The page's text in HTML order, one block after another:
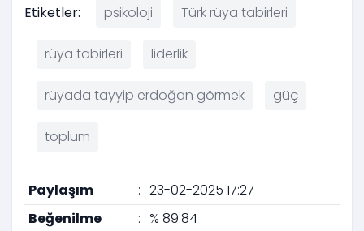
Etiketler: psikoloji Türk rüya tabirleri
rüya tabirleri liderlik
rüyada tayyip erdoğan görmek güç
toplum
Paylaşım : 23-02-2025 17:27
Beğenilme
: % 89.84